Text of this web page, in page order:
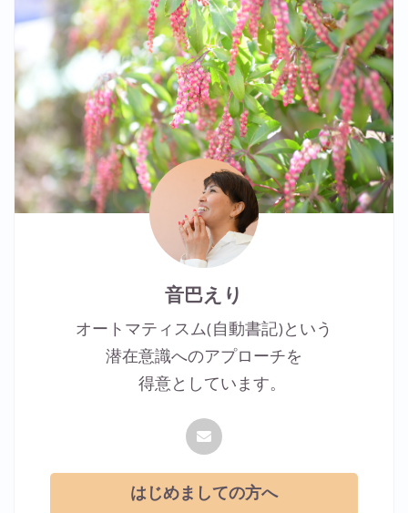
音巴えり
オートマティスム(自動書記)という
潜在意識へのアプローチを
得意としています。
はじめましての方へ